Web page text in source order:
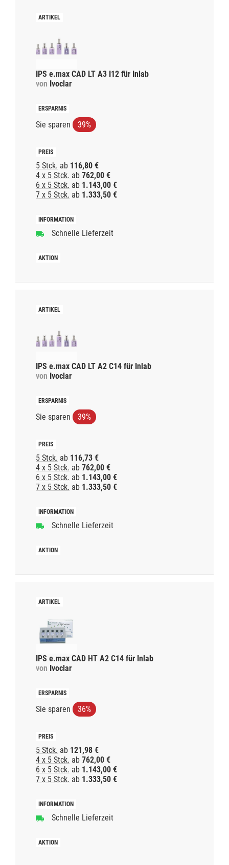
IPS e.max CAD LT A3 I12 für Inlab
von Ivoclar
Sie sparen 39%
5 Stck. ab 116,80 €
4 x 5 Stck. ab 762,00 €
6 x 5 Stck. ab 1.143,00 €
7 x 5 Stck. ab 1.333,50 €
Schnelle Lieferzeit
IPS e.max CAD LT A2 C14 für Inlab
von Ivoclar
Sie sparen 39%
5 Stck. ab 116,73 €
4 x 5 Stck. ab 762,00 €
6 x 5 Stck. ab 1.143,00 €
7 x 5 Stck. ab 1.333,50 €
Schnelle Lieferzeit
IPS e.max CAD HT A2 C14 für Inlab
von Ivoclar
Sie sparen 36%
5 Stck. ab 121,98 €
4 x 5 Stck. ab 762,00 €
6 x 5 Stck. ab 1.143,00 €
7 x 5 Stck. ab 1.333,50 €
Schnelle Lieferzeit